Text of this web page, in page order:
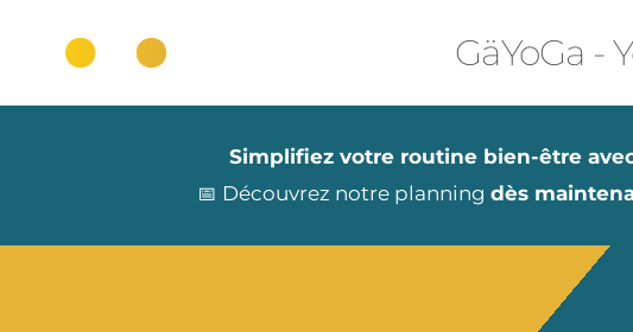
contenu
GäYoGa -
Simplifiez votre routine bien-être
📅 Découvrez notre planning dès